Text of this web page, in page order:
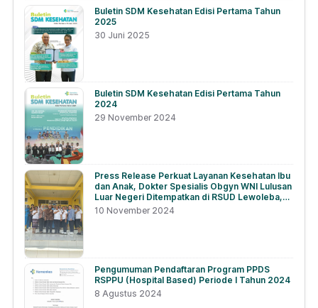
Buletin SDM Kesehatan Edisi Pertama Tahun
2025
30 Juni 2025
Buletin SDM Kesehatan Edisi Pertama Tahun
2024
29 November 2024
Press Release Perkuat Layanan Kesehatan Ibu
dan Anak, Dokter Spesialis Obgyn WNI Lulusan
Luar Negeri Ditempatkan di RSUD Lewoleba,
NTT
10 November 2024
Pengumuman Pendaftaran Program PPDS
RSPPU (Hospital Based) Periode I Tahun 2024
8 Agustus 2024